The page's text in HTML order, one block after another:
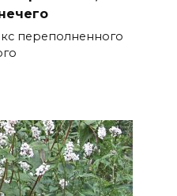
переполненного